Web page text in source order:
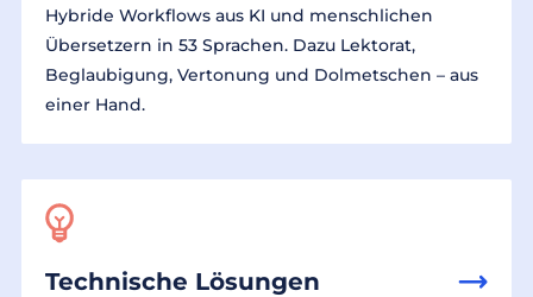
Hybride Workflows aus KI und menschlichen
Übersetzern in 53 Sprachen. Dazu Lektorat,
Beglaubigung, Vertonung und Dolmetschen – aus
einer Hand.
Technische Lösungen